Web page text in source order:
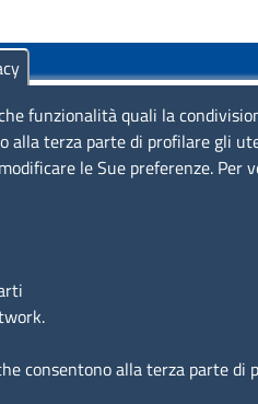
funzionalità quali la
alla terza parte di profilare gli
le Sue preferenze. Per
consentono alla terza parte di